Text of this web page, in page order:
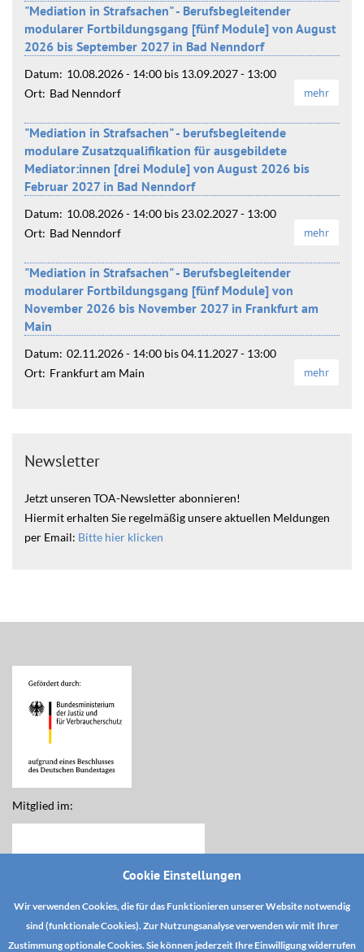
Cookie Einstellungen
Wir verwenden Cookies, die für das Funktionieren unserer Website notwendig
sind (funktionale Cookies). Zur Nutzungsanalyse verwenden wir mit Ihrer
Zustimmung optionale Cookies. Sie können jederzeit Ihre Einwilligung widerrufen
"Mediation in Strafsachen" - Berufsbegleitender
modularer Fortbildungsgang [fünf Module] von August
2026 bis September 2027 in Bad Nenndorf
Datum: 10.08.2026 - 14:00 bis 13.09.2027 - 13:00
Ort: Bad Nenndorf mehr
"Mediation in Strafsachen" - berufsbegleitende
modulare Zusatzqualifikation für ausgebildete
Mediator:innen [drei Module] von August 2026 bis
Februar 2027 in Bad Nenndorf
Datum: 10.08.2026 - 14:00 bis 23.02.2027 - 13:00
Ort: Bad Nenndorf mehr
"Mediation in Strafsachen" - Berufsbegleitender
modularer Fortbildungsgang [fünf Module] von
November 2026 bis November 2027 in Frankfurt am
Main
Datum: 02.11.2026 - 14:00 bis04.11.2027 - 13:00
Ort: Frankfurt am Main mehr
Newsletter
Jetzt unseren TOA-Newsletter abonnieren!
Hiermit erhalten Sie regelmäßig unsere aktuellen Meldungen
per Email: Bitte hier klicken
Mitglied im: